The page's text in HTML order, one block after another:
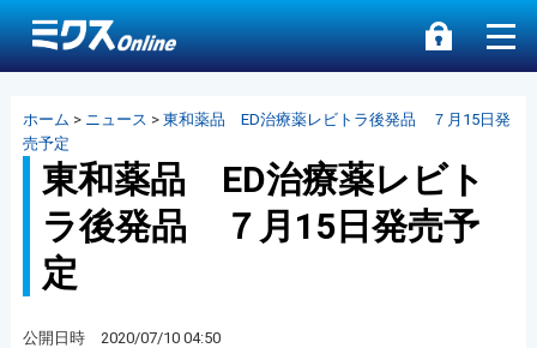
ホーム > ニュース > 東和薬品 ED治療薬レビトラ後発品 ７月15日発
売予定
東和薬品 ED治療薬レビト
ラ後発品 ７月15日発売予
定
公開日時 2020/07/10 04:50